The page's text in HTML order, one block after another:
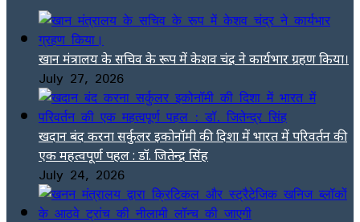
खान मंत्रालय के सचिव के रूप में केशव चंद्र ने कार्यभार ग्रहण किया।
July 27, 2026
खदान बंद करना सर्कुलर इकोनॉमी की दिशा में भारत में परिवर्तन की
एक महत्वपूर्ण पहल : डॉ. जितेन्द्र सिंह
July 24, 2026